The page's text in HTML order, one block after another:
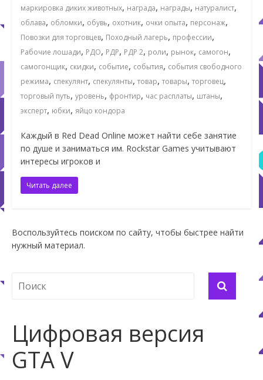
маркировка диких животных, награда, награды, натуралист,
облава, обломки, обувь, охотник, очки опыта, персонаж,
Повозки для торговцев, Походный лагерь, профессии,
Рабочие лошади, РДО, РДР, РДР 2, роли, рынок, самогон,
самогонщик, скидки, событие, события, события свободного
режима, спекулянт, спекулянты, товар, товары, торговец,
торговый путь, уровень, фронтир, час расплаты, штаны,
эксперт, юбки, яйцо кондора
Каждый в Red Dead Online может найти себе занятие
по душе и заниматься им. Rockstar Games учитывают
интересы игроков и
Читать далее
Воспользуйтесь поиском по сайту, чтобы быстрее найти
нужный материал.
Цифровая версия
GTA V